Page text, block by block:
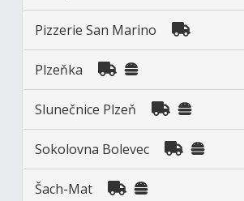
Pizzerie San Marino
Plzeňka
Slunečnice Plzeň
Sokolovna Bolevec
Šach-Mat